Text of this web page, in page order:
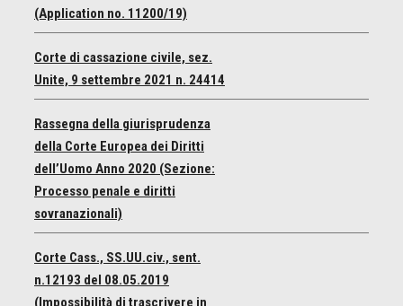
(Application no. 11200/19)
Corte di cassazione civile, sez.
Unite, 9 settembre 2021 n. 24414
Rassegna della giurisprudenza
della Corte Europea dei Diritti
dell’Uomo Anno 2020 (Sezione:
Processo penale e diritti
sovranazionali)
Corte Cass., SS.UU.civ., sent.
n.12193 del 08.05.2019
(Impossibilità di trascrivere in